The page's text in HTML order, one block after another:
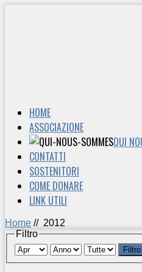
HOME
ASSOCIAZIONE
QUI
CONTATTI
SOSTENITORI
COME DONARE
LINK UTILI
Home // 2012
Filtro
Filtro